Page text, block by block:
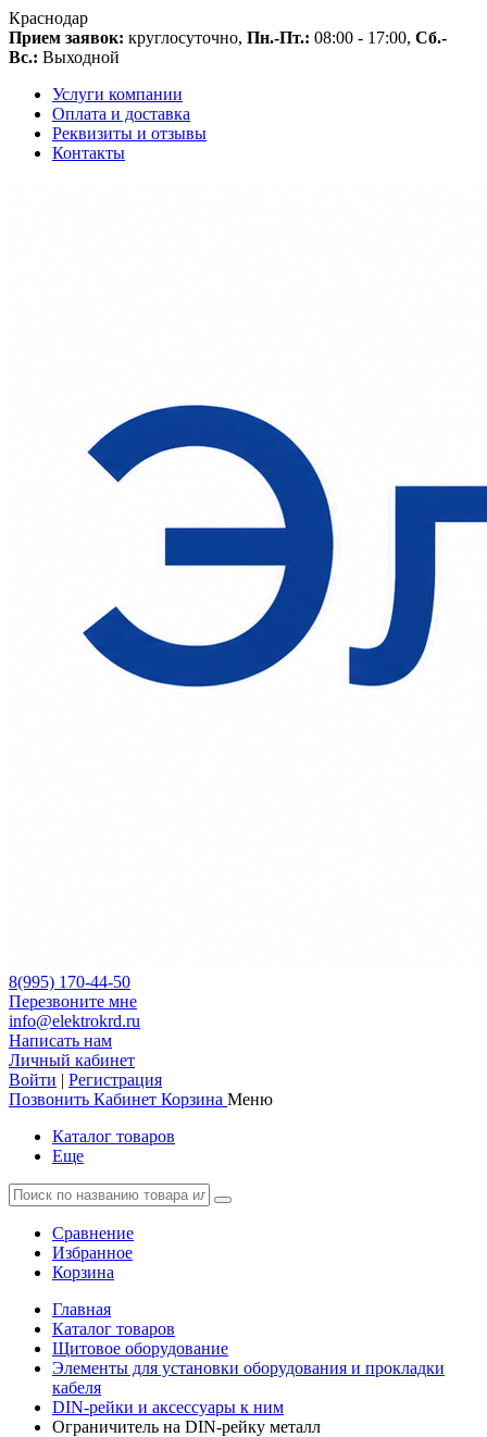
Краснодар
Прием заявок: круглосуточно, Пн.-Пт.: 08:00 - 17:00, Сб.-
Вс.: Выходной
Услуги компании
Оплата и доставка
Реквизиты и отзывы
Контакты
8(995) 170-44-50
Перезвоните мне
info@elektrokrd.ru
Написать нам
Личный кабинет
Войти | Регистрация
Позвонить Кабинет Корзина Меню
Каталог товаров
Еще
Сравнение
Избранное
Корзина
Главная
Каталог товаров
Щитовое оборудование
Элементы для установки оборудования и прокладки
кабеля
DIN-рейки и аксессуары к ним
Ограничитель на DIN-рейку металл